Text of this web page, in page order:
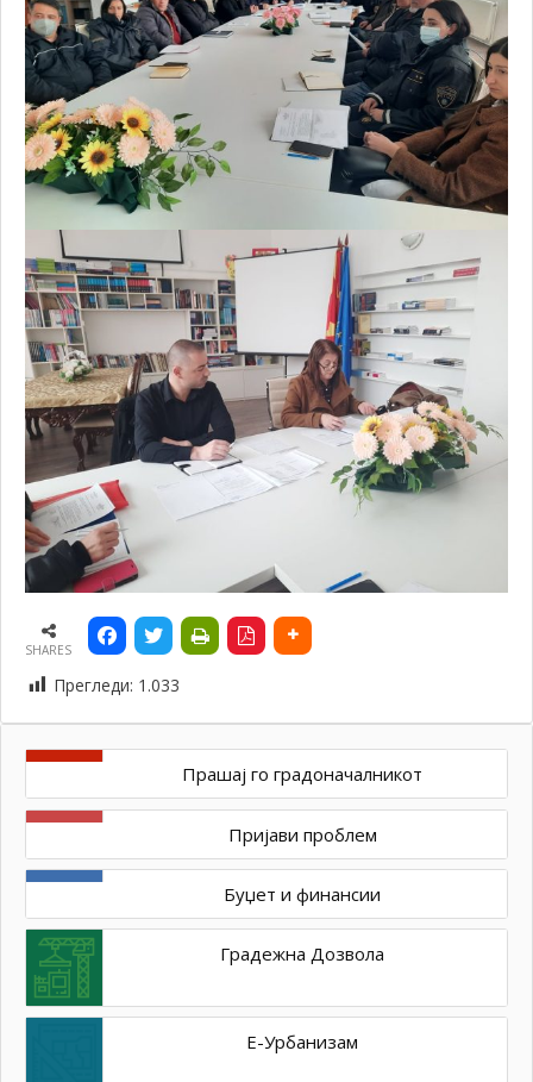
SHARES
Прегледи: 1.033
Прашај го градоначалникот
Пријави проблем
Буџет и финансии
Градежна Дозвола
Е-Урбанизам